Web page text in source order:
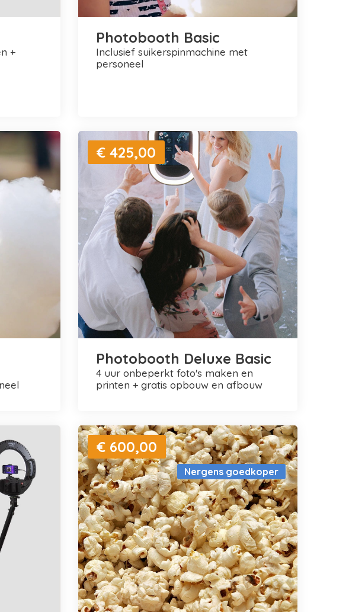
Photobooth Basic
inclusief suikerspinmachine met
personeel
€ 425,00
Photobooth Deluxe Basic
4 uur onbeperkt foto's maken en
printen + gratis opbouw en afbouw
Nergens goedkoper
€ 600,00